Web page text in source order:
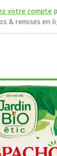
votre compte
& remises en